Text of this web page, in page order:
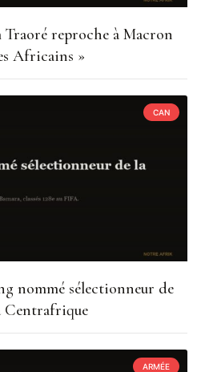
reproche à Macron
Africains »
CAN
nommé sélectionneur de
Centrafrique
ARMÉE